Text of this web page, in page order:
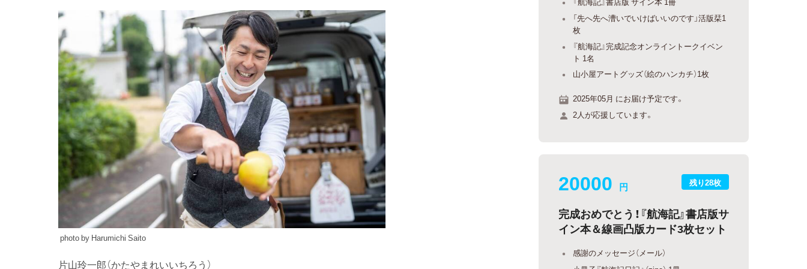
photo by Harumichi Saito
片山玲一郎（かたやまれいいちろう）
「先へ先へ漕いでいけばいいのです」活版栞1
枚
『航海記』完成記念オンライントークイベン
ト 1名
山小屋アートグッズ（絵のハンカチ）1枚
2025年05月 にお届け予定です。
2人が応援しています。
残り28枚
20000 円
完成おめでとう！『航海記』書店版サ
イン本＆線画凸版カード3枚セット
感謝のメッセージ（メール）